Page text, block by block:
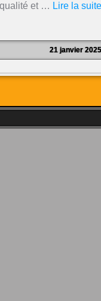
et … Lire la suite
21 janvier 2025